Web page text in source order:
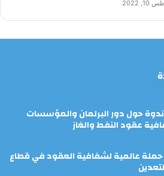
2022
حول دور البرلمان والمؤسسات
عقود النفط والغاز
عالمية لشفافية العقود في قطاع